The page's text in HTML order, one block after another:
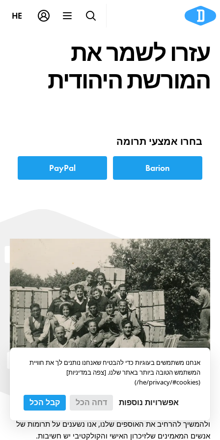
עזרו לשמר את
המורשת היהודית
בחרו אמצעי תרומה
Barion
PayPal
התמיכה שלכם מאפשרת לדור הנוכחי ולדורות הבאים להבין טוב
יותר את ההיסטוריה של ישראל ושל העם היהודי. ארכיון התמונות
שלנו חינמי לחלוטין ונגיש לציבור הרחב. כדי לשמור עליו כך,
ולהמשיך להרחיב את האוספים שלנו, אנו נשענים על תרומות של
אנשים המאמינים שלזיכרון האישי והקולקטיבי יש חשיבות.
HE
אנחנו משתמשים בעוגיות כדי להבטיח שאנחנו נותנים לך את חוויית
המשתמש הטובה ביותר באתר שלנו. [צפה במדיניות]
(he/privacy/#cookies/)
אפשרויות נוספות דחה הכל קבל הכל